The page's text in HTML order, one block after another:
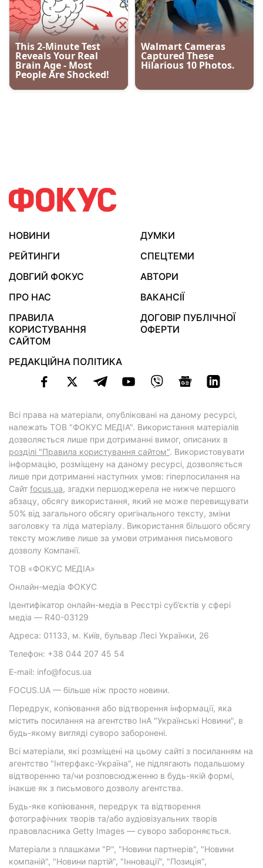
НОВИНИ
ДУМКИ
РЕЙТИНГИ
СПЕЦТЕМИ
ДОВГИЙ ФОКУС
АВТОРИ
ПРО НАС
ВАКАНСІЇ
ПРАВИЛА
КОРИСТУВАННЯ
САЙТОМ
ДОГОВІР ПУБЛІЧНОЇ
ОФЕРТИ
РЕДАКЦІЙНА ПОЛІТИКА
Всі права на матеріали, опубліковані на даному ресурсі,
належать ТОВ "ФОКУС МЕДІА". Використання матеріалів
дозволяється лише при дотриманні вимог, описаних в
розділі "Правила користування сайтом". Використовувати
інформацію, розміщену на даному ресурсі, дозволяється
лише при дотриманні наступних умов: гіперпосилання на
Cайт focus.ua, згадки першоджерела не нижче першого
абзацу, обсягу використання, який не може перевищувати
50% від загального обсягу оригінального тексту, зміни
заголовку та ліда матеріалу. Використання більшого обсягу
тексту можливе лише за умови отримання письмового
дозволу Компанії.
ТОВ «ФОКУС МЕДІА»
Онлайн-медіа ФОКУС
Ідентифікатор онлайн-медіа в Реєстрі суб’єктів у сфері
медіа — R40-03129
Адреса: 01133, м. Київ, бульвар Лесі Українки, 26
Телефон: +38 044 207 45 54
E-mail: info@focus.ua
FOCUS.UA — більше ніж просто новини.
Передрук, копіювання або відтворення інформації, яка
містить посилання на агентство ІнА "Українські Новини", в
будь-якому вигляді суворо заборонені.
Всі матеріали, які розміщені на цьому сайті з посиланням на
агентство "Інтерфакс-Україна", не підлягають подальшому
відтворенню та/чи розповсюдженню в будь-якій формі,
інакше як з письмового дозволу агентства.
Будь-яке копіювання, передрук та відтворення
фотографічних творів та/або аудіовізуальних творів
правовласника Getty Images — суворо забороняється.
Матеріали з плашками "Р", "Новини партнерів", "Новини
компаній", "Новини партій", "Інновації", "Позиція",